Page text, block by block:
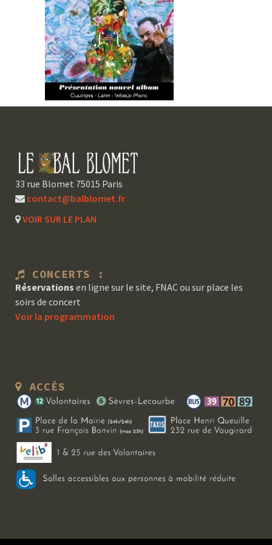
33 rue Blomet 75015 Paris
contact@balblomet.fr
VOIR SUR LE PLAN
CONCERTS :
Réservations en ligne sur le site, FNAC ou sur place les
soirs de concert
Voir la programmation
ACCÈS